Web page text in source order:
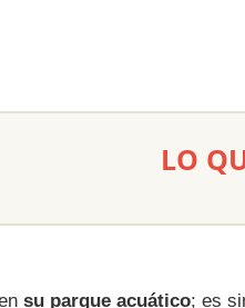
LO
su parque acuático; es